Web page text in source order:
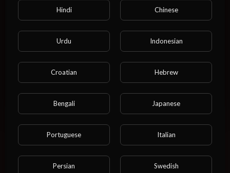
18 歳未満の方は、このサイトにアクセスできま
せんのでご注意ください。
あなたは18歳以上ですか？
いいえ
00:12:52
17 ビュー·09/09/25
エンターテイメント
00:10:42
⁣PROSOY: DURE 1 HORA NA HORA
H! | MEDICAMENTO PARA A
EJACULAÇÃO PRECOCE | DURAR
MAIS TEMPO HORA H
10 ビュー·08/09/25
エンターテイメント
⁣MEU MARIDO SÓ PENSA EM SEXO
COM MAIS PESSOAS JUNTAS
12 ビュー·08/09/25
エンターテイメント
Hindi Chinese
Urdu Indonesian
Croatian Hebrew
Bengali Japanese
Portuguese Italian
Persian Swedish